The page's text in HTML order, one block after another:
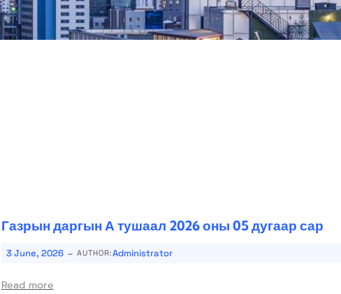
Газрын даргын А тушаал 2026 оны 05 дугаар сар
3 June, 2026 - AUTHOR:Administrator
Read more